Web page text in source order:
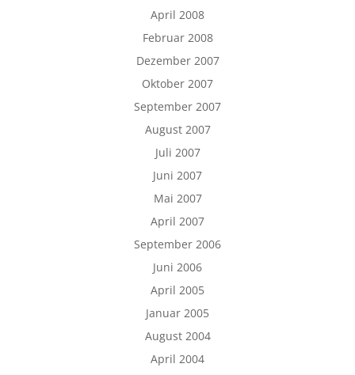
April 2008
Februar 2008
Dezember 2007
Oktober 2007
September 2007
August 2007
Juli 2007
Juni 2007
Mai 2007
April 2007
September 2006
Juni 2006
April 2005
Januar 2005
August 2004
April 2004